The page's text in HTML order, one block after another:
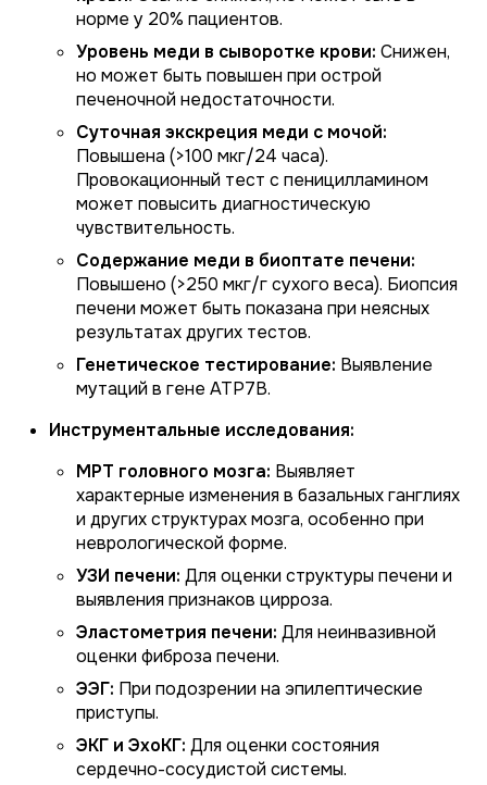
норме у 20% пациентов.
Уровень меди в сыворотке крови: Снижен,
но может быть повышен при острой
печеночной недостаточности.
Суточная экскреция меди с мочой:
Повышена (>100 мкг/24 часа).
Провокационный тест с пеницилламином
может повысить диагностическую
чувствительность.
Содержание меди в биоптате печени:
Повышено (>250 мкг/г сухого веса). Биопсия
печени может быть показана при неясных
результатах других тестов.
Генетическое тестирование: Выявление
мутаций в гене ATP7B.
Инструментальные исследования:
МРТ головного мозга: Выявляет
характерные изменения в базальных ганглиях
и других структурах мозга, особенно при
неврологической форме.
УЗИ печени: Для оценки структуры печени и
выявления признаков цирроза.
Эластометрия печени: Для неинвазивной
оценки фиброза печени.
ЭЭГ: При подозрении на эпилептические
приступы.
ЭКГ и ЭхоКГ: Для оценки состояния
сердечно-сосудистой системы.